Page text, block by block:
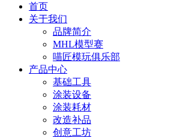
首页
关于我们
品牌简介
MHL模型赛
喵匠模玩俱乐部
产品中心
基础工具
涂装设备
涂装耗材
改造补品
创意工坊